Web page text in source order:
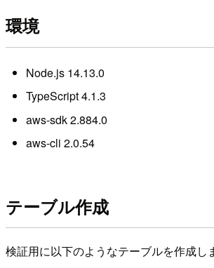
環境
Node.js 14.13.0
TypeScript 4.1.3
aws-sdk 2.884.0
aws-cli 2.0.54
テーブル作成
検証用に以下のようなテーブルを作成し